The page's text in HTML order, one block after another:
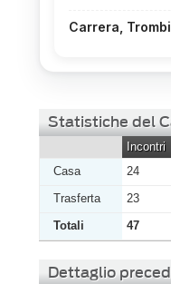
Carrera,
Statistiche del
Incontri
Casa
24
Trasferta
23
Totali
47
Dettaglio